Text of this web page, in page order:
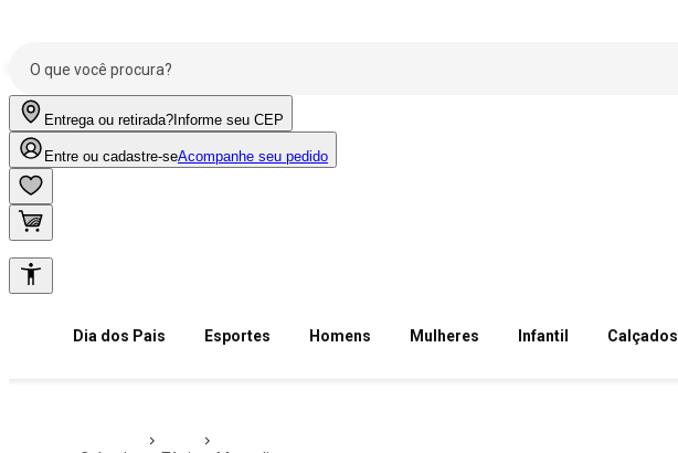
Entrega ou retirada? Informe seu CEP
Entre ou cadastre-seAcompanhe seu pedido
Dia dos Pais Esportes Homens Mulheres Infantil Calçados